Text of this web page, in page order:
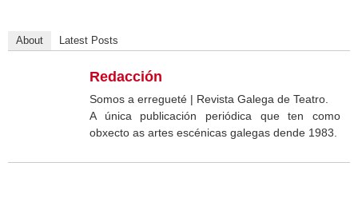
About Latest Posts
Redacción
Somos a erregueté | Revista Galega de Teatro.
A única publicación periódica que ten como
obxecto as artes escénicas galegas dende 1983.